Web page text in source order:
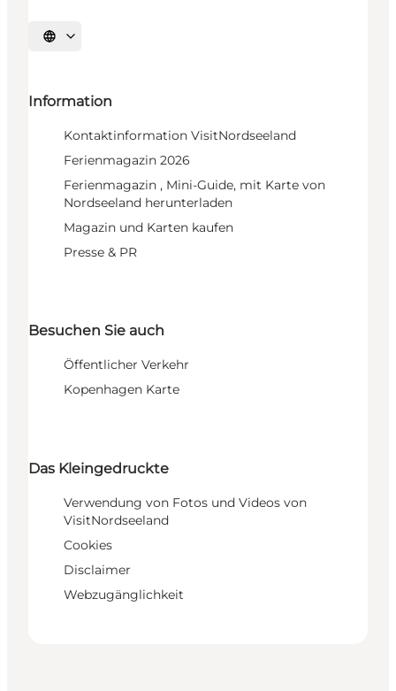
Sprache auswählen
Information
Kontaktinformation VisitNordseeland
Ferienmagazin 2026
Ferienmagazin , Mini-Guide, mit Karte von
Nordseeland herunterladen
Magazin und Karten kaufen
Presse & PR
Besuchen Sie auch
Öffentlicher Verkehr
Kopenhagen Karte
Das Kleingedruckte
Verwendung von Fotos und Videos von
VisitNordseeland
Cookies
Disclaimer
Webzugänglichkeit